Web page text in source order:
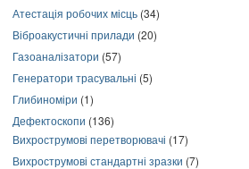
Атестація робочих місць (34)
Віброакустичні прилади (20)
Газоаналізатори (57)
Генератори трасувальні (5)
Глибиноміри (1)
Дефектоскопи (136)
Вихрострумові перетворювачі (17)
Вихрострумові стандартні зразки (7)